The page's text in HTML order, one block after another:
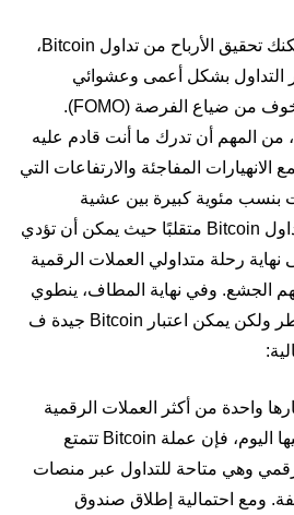
قبل أن تقرر ما إذا كان يمكنك تحقيق الأرباح من تداول Bitcoin،
التداول بشكل أعمى وعشوائي
والاعتماد على الشعور بالخوف من ضياع الفرصة (FOMO).
من المهم أن تدرك ما أنت قادم عليه
المفاجئة والارتفاعات التي
بنسب مئوية كبيرة بين عشية
وضحاها، يمكن أن يكون تداول Bitcoin متقلبًا حيث يمكن أن تؤدي
نهاية رحلة متداولي العملات الرقمية
الجشع. وفي نهاية المطاف، ينطوي
تداول Bitcoin على المخاطر ولكن يمكن اعتبار Bitcoin جيدة ف
واحدة من أكثر العملات الرقمية
التي يمكن الوصول إليها اليوم، فإن عملة Bitcoin تتمتع
وهي متاحة للتداول عبر منصات
ومع احتمالية إطلاق صندوق